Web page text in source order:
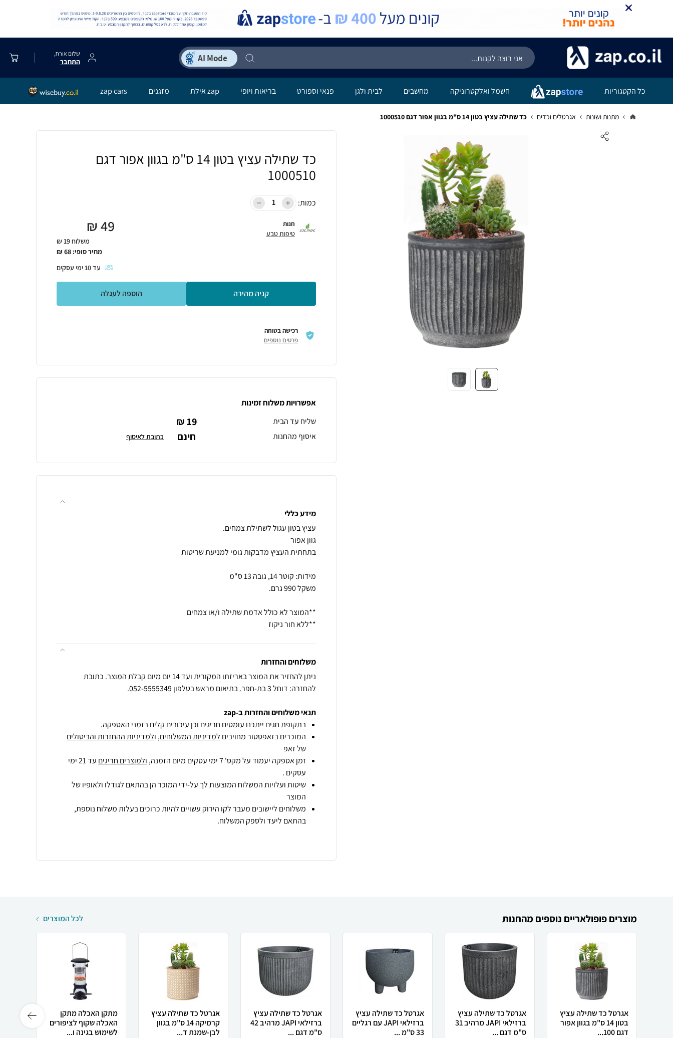
שלום אורח,
התחבר
כל הקטגוריות חשמל ואלקטרוניקה מחשבים לבית ולגן פנאי וספורט בריאות ויופי zap אילת מזגנים zap cars
מתנות ושונות אגרטלים וכדים כד שתילה עציץ בטון 14 ס"מ בגוון אפור דגם 1000510
כד שתילה עציץ בטון 14 ס"מ בגוון אפור דגם
1000510
כמות:
חנות
טיפות טבע 49
₪
משלוח 19 ₪
מחיר סופי: 68
₪
עד10 ימי עסקים
קניה מהירה הוספה לעגלה
רכישה בטוחה
פרטים נוספים
אפשרויות משלוח זמינות
שליח עד הבית
19 ₪
איסוף מהחנות חינם כתובת לאיסוף
מידע כללי
**ללא חור ניקוז
משלוחים והחזרות
ניתן להחזיר את המוצר באריזתו המקורית ועד 14 יום מיום קבלת המוצר. כתובת
להחזרה: דוחל 3 בת-חפר. בתיאום מראש בטלפון 052-5555349.
תנאי משלוחים והחזרות ב-zap
בתקופת חגים ייתכנו עומסים חריגים וכן עיכובים קלים בזמני האספקה.
המוכרים בזאפסטור מחויבים למדיניות המשלוחים, ולמדיניות ההחזרות והביטולים
של זאפ
זמן אספקה יעמוד על מקס' 7 ימי עסקים מיום הזמנה,
ולמוצרים חריגים
עד 21 ימי
עסקים .
שיטות ועלויות המשלוח המוצעות לך על-ידי המוכר הן בהתאם לגודלו ולאופיו של
המוצר
משלוחים ליישובים מעבר לקו הירוק עשויים להיות כרוכים בעלות משלוח נוספת,
בהתאם ליעד ולספק המשלוח.
מוצרים פופולאריים נוספים מהחנות לכל המוצרים
אגרטל כד שתילה עציץ
בטון 14 ס"מ בגוון אפור
דגם 100...
אגרטל כד שתילה עציץ
ברזילאי JAPI מרהיב 31
ס"מ דגם ...
אגרטל כד שתילה עציץ
ברזילאי JAPI עם רגליים
33 ס"מ ...
אגרטל כד שתילה עציץ
ברזילאי JAPI מרהיב 42
ס"מ דגם ...
אגרטל כד שתילה עציץ
קרמיקה 14 ס"מ בגוון
לבן-שמנת ד...
מתקן האכלה מתקן
האכלה שקוף לציפורים
לשימוש בגינה ו...